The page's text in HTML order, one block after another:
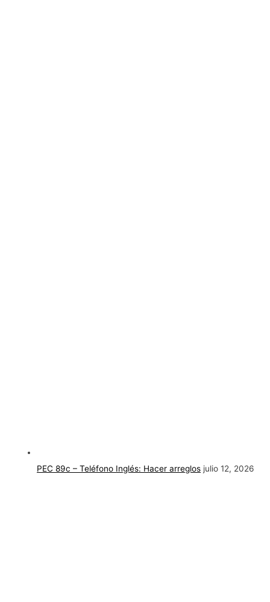
PEC 89c – Teléfono Inglés: Hacer arreglos julio 12, 2026